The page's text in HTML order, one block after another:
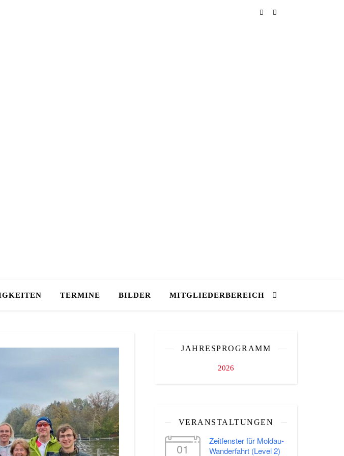
TERMINE BILDER MITGLIEDERBEREICH
JAHRESPROGRAMM
2026
VERANSTALTUNGEN
01
Zeitfenster für Moldau-
Wanderfahrt (Level 2)